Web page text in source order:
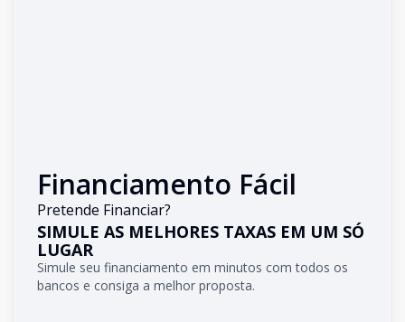
Financiamento Fácil
Pretende Financiar?
SIMULE AS MELHORES TAXAS EM UM SÓ
LUGAR
Simule seu financiamento em minutos com todos os
bancos e consiga a melhor proposta.